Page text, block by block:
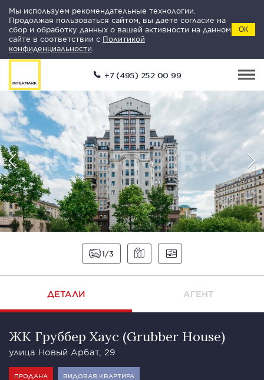
Мы используем рекомендательные технологии.
Продолжая пользоваться сайтом, вы даете согласие на
сбор и обработку данных о вашей активности на данном
сайте в соответствии с Политикой
конфиденциальности
ОК
+7 (495) 252 00 99
1 3
ДЕТАЛИ АГЕНТ
ЖК Груббер Хаус (Grubber House)
улица Новый Арбат, 29
ПРОДАНА ВИДОВАЯ КВАРТИРА